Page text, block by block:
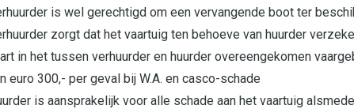
is wel gerechtigd om een vervangende boot ter
zorgt dat het vaartuig ten behoeve van huurder
in het tussen verhuurder en huurder overeengekomen
euro 300,- per geval bij W.A. en casco-schade
is aansprakelijk voor alle schade aan het vaartuig